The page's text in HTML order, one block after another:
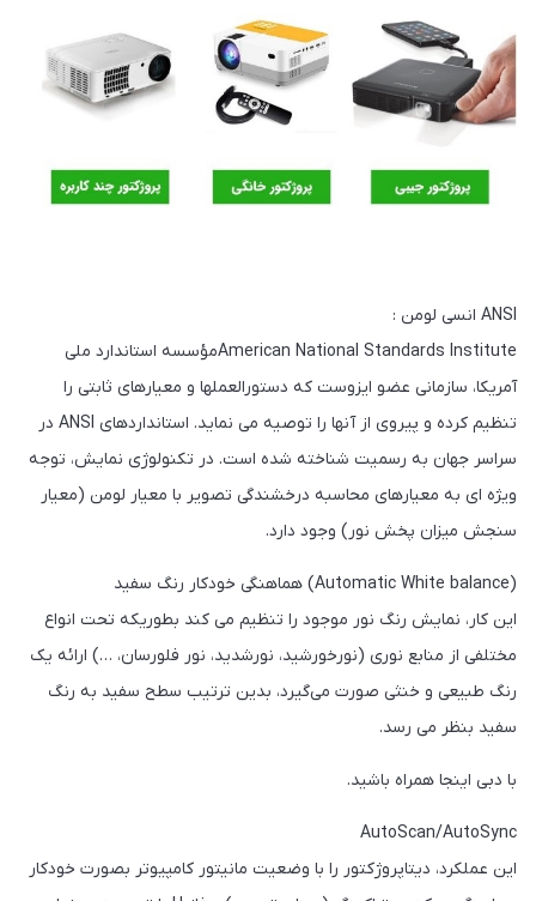
ANSI انسی لومن :
American National Standards Instituteمؤسسه استاندارد ملی
آمریکا، سازمانی عضو ایزوست که دستورالعملها و معیارهای ثابتی را
تنظیم کرده و پیروی از آنها را توصیه می نماید. استانداردهای ANSI در
سراسر جهان به رسمیت شناخته شده است. در تکنولوژی نمایش، توجه
ویژه ای به معیارهای محاسبه درخشندگی تصویر با معیار لومن (معیار
سنجش میزان پخش نور) وجود دارد.
(Automatic White balance) هماهنگی خودکار رنگ سفید
این کار، نمایش رنگ نور موجود را تنظیم می کند بطوریکه تحت انواع
مختلفی از منابع نوری (‌نورخورشید، نورشدید، نور فلورسان، …) ارائه یک
رنگ طبیعی و خنثی صورت می‌گیرد، بدین ترتیب سطح سفید به رنگ
سفید بنظر می رسد.
با دبی اینجا همراه باشید.
AutoScan/AutoSync
این عملکرد، دیتاپروژکتور را با وضعیت مانیتور کامپیوتر بصورت خودکار